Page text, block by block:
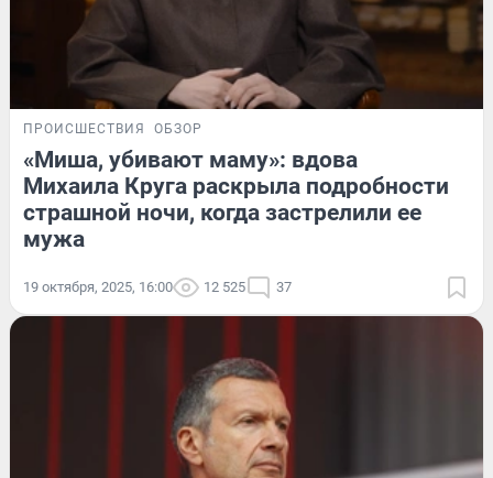
ПРОИСШЕСТВИЯ ОБЗОР
«Миша, убивают маму»: вдова
Михаила Круга раскрыла подробности
страшной ночи, когда застрелили ее
мужа
19 октября, 2025, 16:00 12 525 37